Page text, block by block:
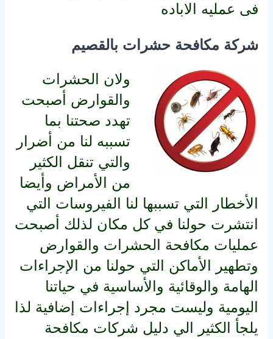
فى عمليه الاباده
شركة مكافحة حشرات بالقصيم
ولان الحشرات
والقوارض أصبحت
تهدد صحتنا بما
تسببه لنا من أضرار
والتي تنقل الكثير
من الأمراض وأيضا
الأخطار التي تسببها لنا الفيروسات التي
انتشرت حولنا في كل مكان لذلك أصبحت
عمليات مكافحة الحشرات والقوارض
وتطهير الأماكن التي حولنا من الإجراءات
الهامة والوقائية والأساسية في حياتنا
اليومية وليست مجرد إجراءات إضافية لذا
يلجأ الكثير الي دليل شركات مكافحة